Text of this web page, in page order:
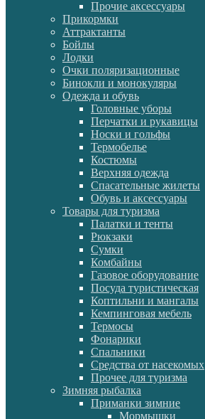
Прочие аксессуары
Прикормки
Аттрактанты
Бойлы
Лодки
Очки поляризационные
Бинокли и монокуляры
Одежда и обувь
Головные уборы
Перчатки и рукавицы
Носки и гольфы
Термобелье
Костюмы
Верхняя одежда
Спасательные жилеты
Обувь и аксессуары
Товары для туризма
Палатки и тенты
Рюкзаки
Сумки
Комбайны
Газовое оборудование
Посуда туристическая
Коптильни и мангалы
Кемпинговая мебель
Термосы
Фонарики
Спальники
Средства от насекомых
Прочее для туризма
Зимняя рыбалка
Приманки зимние
Мормышки